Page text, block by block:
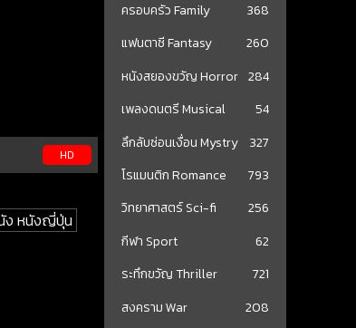
HD
ง หนังญี่ปุ่น
ครอบครัว Family
368
แฟนตาซี Fantasy
260
หนังสยองขวัญ Horror 284
เพลงดนตรี Musical
54
ลึกลับซ่อนเงื่อน Mystry
327
โรแมนติก Romance
793
วิทยาศาสตร์ Sci-fi
256
กีฬา Sport
62
ระทึกขวัญ Thriller
721
สงคราม War
208